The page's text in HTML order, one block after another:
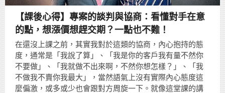
【課後心得】專案的談判與協商：看懂對手在意
的點，想漲價想趕交期？一點也不難！
在還沒上課之前，其實我對於這類的協商，內心抱持的態
度，通常是「我說了算」、「我是你的客戶我有量不然你
不要做」、「我就做不出來啊，不然你想怎樣？」、「我
不做我不賣你我最大」，當然語氣上沒有實際內心態度這
麼偏激，或多或少也會跟對方周旋一下。就像這堂課的講